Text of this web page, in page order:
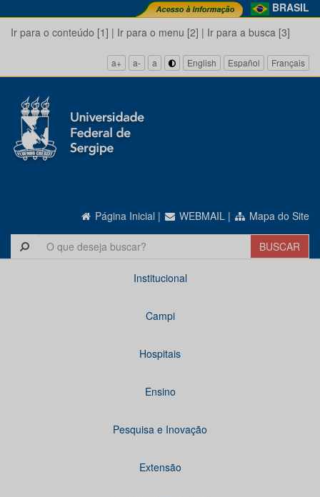
BRASIL
Ir para o conteúdo [1] | Ir para o menu [2] | Ir para a busca [3]
a+ a- a English Español Français
Página Inicial | WEBMAIL | Mapa do Site
Institucional
Campi
Hospitais
Ensino
Pesquisa e Inovação
Extensão